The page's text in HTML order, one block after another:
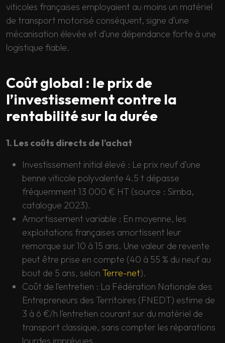
viticoles françaises employaient au moins un matériel
de transport motorisé conséquent, signe d’une
mécanisation élevée et d’une dépendance forte à une
logistique fiable.
Coût global : le prix de
l’investissement contre la
rentabilité sur la durée
1. Les coûts directs de l’achat
Investissement initial élevé : Le prix neuf d’une
benne viticole polyvalente 4.5 t dépasse
fréquemment 13 000 € HT (source : Simba,
catalogue 2023).
Amortissement variable : En moyenne, les
exploitations françaises amortissent leur
remorque sur 10 à 15 ans. Une valeur de revente
peut être prise en compte (40 à 55 % du neuf au
bout de 5 ans, selon Terre-net).
Coût de l’entretien : La Fédération Nationale des
Entrepreneurs des Territoires (FNEDT) estime de
3 à 6 €/h l’entretien courant sur du matériel de
transport classique, sans compter les réparations